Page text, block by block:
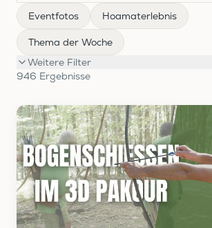
Eventfotos Hoamaterlebnis
Thema der Woche
Weitere Filter
946 Ergebnisse